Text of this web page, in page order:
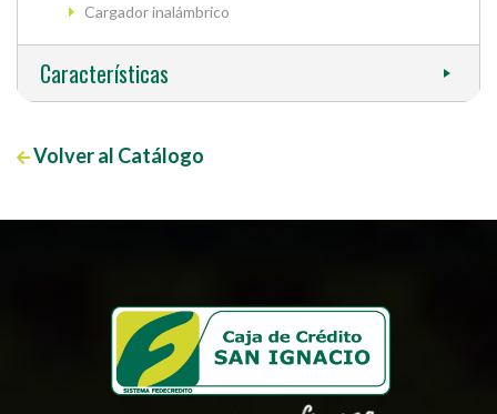
Cargador inalámbrico
Características
Volver al Catálogo